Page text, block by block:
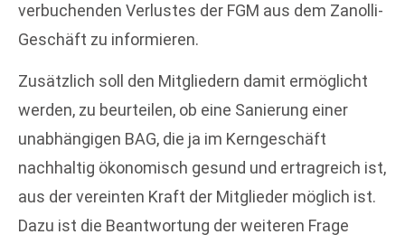
verbuchenden Verlustes der FGM aus dem Zanolli-
Geschäft zu informieren.
Zusätzlich soll den Mitgliedern damit ermöglicht
werden, zu beurteilen, ob eine Sanierung einer
unabhängigen BAG, die ja im Kerngeschäft
nachhaltig ökonomisch gesund und ertragreich ist,
aus der vereinten Kraft der Mitglieder möglich ist.
Dazu ist die Beantwortung der weiteren Frage